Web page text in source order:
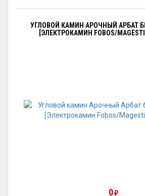
УГЛОВОЙ КАМИН АРОЧНЫЙ АРБАТ
[ЭЛЕКТРОКАМИН FOBOS/
0₽